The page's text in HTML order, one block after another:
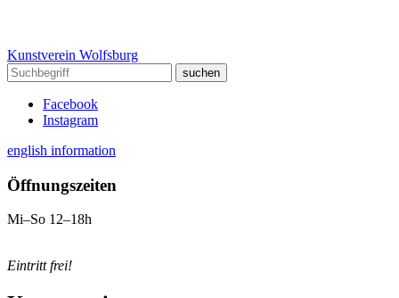
Kunstverein Wolfsburg
Facebook
Instagram
english information
Öffnungszeiten
Mi–So 12–18h
Eintritt frei!